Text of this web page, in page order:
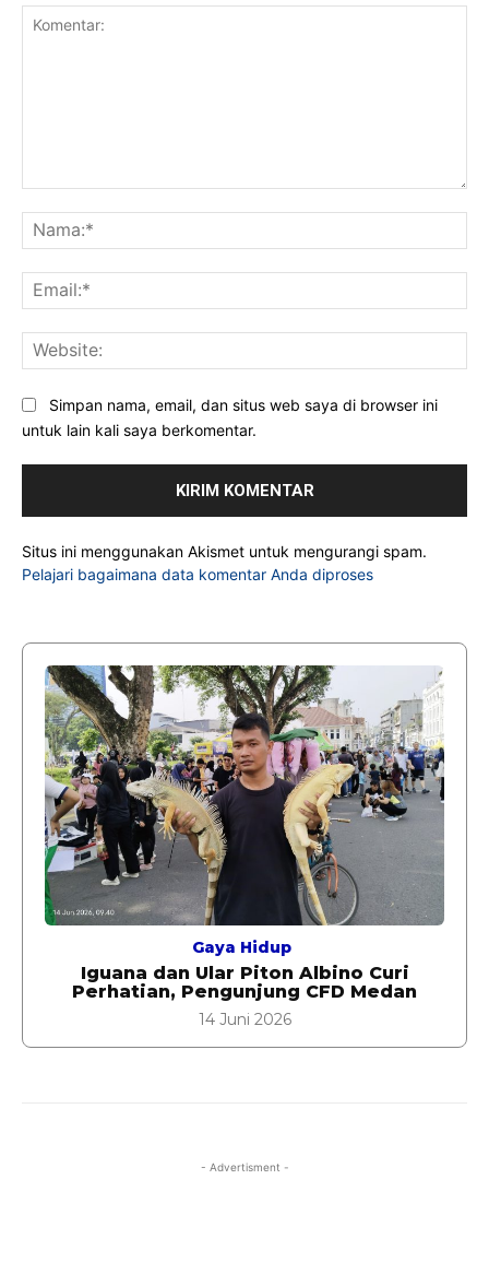
Simpan nama, email, dan situs web saya di browser ini
untuk lain kali saya berkomentar.
Situs ini menggunakan Akismet untuk mengurangi spam.
Pelajari bagaimana data komentar Anda diproses
Gaya Hidup
Iguana dan Ular Piton Albino Curi
Perhatian, Pengunjung CFD Medan
14 Juni 2026
- Advertisment -